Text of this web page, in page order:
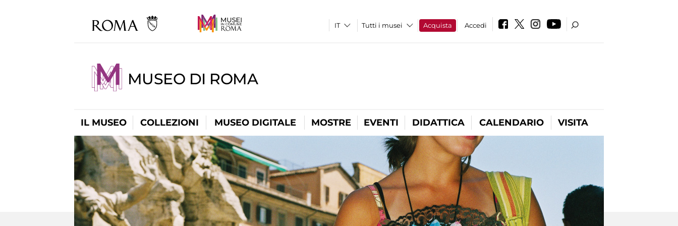
Tutti i musei Acquista Accedi
MUSEO DI ROMA
IL MUSEO COLLEZIONI MUSEO DIGITALE MOSTRE EVENTI DIDATTICA CALENDARIO VISITA